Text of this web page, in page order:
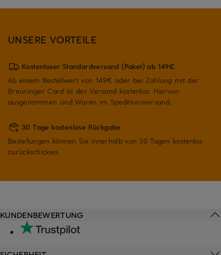
UNSERE VORTEILE
Kostenloser Standardversand (Paket) ab 149€
Ab einem Bestellwert von 149€ oder bei Zahlung mit der
Breuninger Card ist der Versand kostenlos. Hiervon
ausgenommen sind Waren im Speditionsversand.
30 Tage kostenlose Rückgabe
Bestellungen können Sie innerhalb von 30 Tagen kostenlos
zurückschicken.
KUNDENBEWERTUNG